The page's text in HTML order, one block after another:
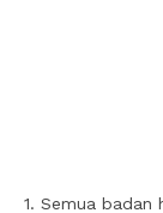
1. Semua badan